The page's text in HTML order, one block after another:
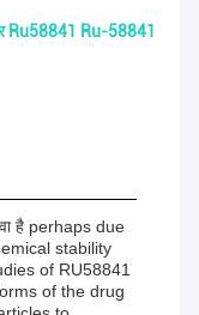
Ru58841 Ru-58841
है perhaps due
stability
of RU58841
of the drug